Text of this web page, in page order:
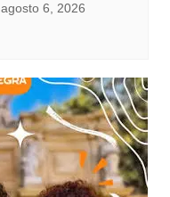
agosto 6, 2026